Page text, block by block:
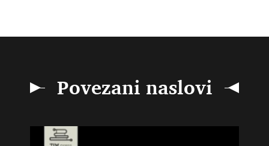
Povezani naslovi